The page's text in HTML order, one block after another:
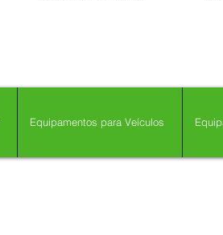
Equipamentos para Veículos